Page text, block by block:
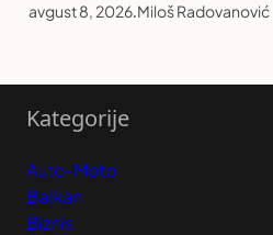
avgust 8, 2026.Miloš Radovanović
Kategorije
Auto-Moto
Balkan
Biznis